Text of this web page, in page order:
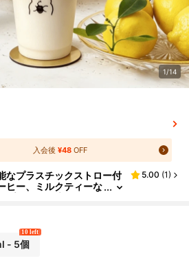
1/14
入会後¥48 OFF
プラスチックストロー付
ヒー、ミルクティーな
5.00 (1)
- 5個
10 left